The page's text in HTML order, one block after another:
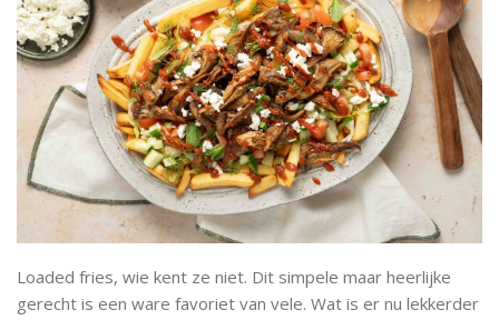
Loaded fries, wie kent ze niet. Dit simpele maar heerlijke
gerecht is een ware favoriet van vele. Wat is er nu lekkerder